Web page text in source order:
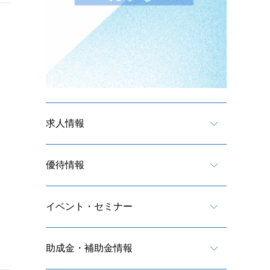
求人情報
優待情報
イベント・セミナー
助成金・補助金情報